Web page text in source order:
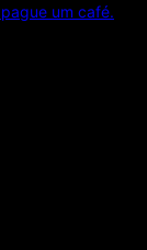
um café.